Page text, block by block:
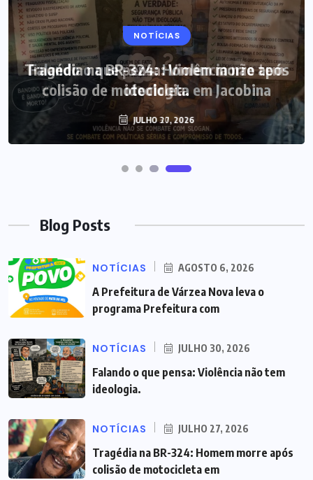
NOTÍCIAS
Tragédia na BR-324: Homem morre após
colisão de motocicleta em Jacobina
JULHO 27, 2026
Blog Posts
NOTÍCIAS AGOSTO 6, 2026
A Prefeitura de Várzea Nova leva o
programa Prefeitura com
NOTÍCIAS JULHO 30, 2026
Falando o que pensa: Violência não tem
ideologia.
NOTÍCIAS JULHO 27, 2026
Tragédia na BR-324: Homem morre após
colisão de motocicleta em